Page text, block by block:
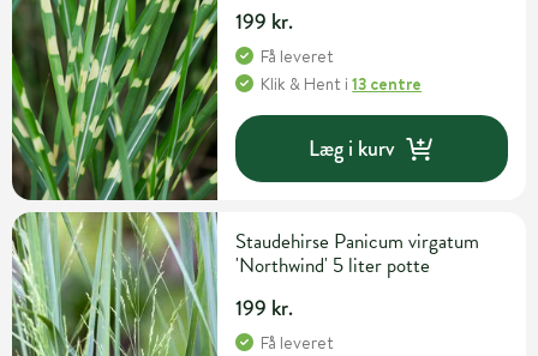
199 kr.
Få leveret
Klik & Hent i13 centre
Læg i kurv
Staudehirse Panicum virgatum
'Northwind' 5 liter potte
199 kr.
Få leveret